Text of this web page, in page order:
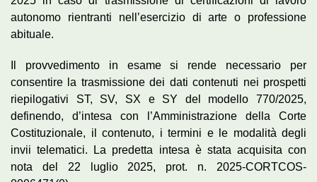
autonomo rientranti nell’esercizio di arte o professione
abituale.
Il provvedimento in esame si rende necessario per
consentire la trasmissione dei dati contenuti nei prospetti
riepilogativi ST, SV, SX e SY del modello 770/2025,
definendo, d’intesa con l’Amministrazione della Corte
Costituzionale, il contenuto, i termini e le modalità degli
invii telematici. La predetta intesa è stata acquisita con
nota del 22 luglio 2025, prot. n. 2025-CORTCOS-